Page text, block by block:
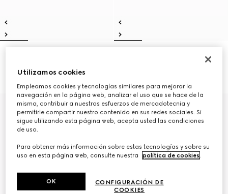
€ 2.100
Personalizar con las iniciales Personalizar con las iniciales
Utilizamos cookies
Empleamos cookies y tecnologías similares para mejorar la
navegación en la página web, analizar el uso que se hace de la
misma, contribuir a nuestros esfuerzos de mercadotecnia y
permitirle compartir nuestro contenido en sus redes sociales. Si
sigue utilizando esta página web, acepta usted las condiciones
de uso.
Para obtener más información sobre estas tecnologías y sobre su
uso en esta página web, consulte nuestra
política de cookies
CONFIGURACIÓN DE
COOKIES
OK